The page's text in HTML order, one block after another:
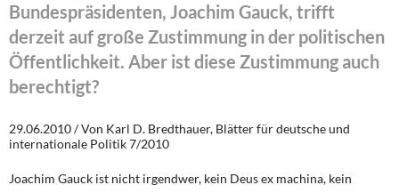
Themen
Leitlinien linker Wirtschafts- und Finanzpolitik
Wirtschaftspolitik
Steuer- und Finanzpolitik
Öffentliche Infrastruktur und Daseinsvorsorge
Bundespräsidenten, Joachim Gauck, trifft
derzeit auf große Zustimmung in der politischen
Öffentlichkeit. Aber ist diese Zustimmung auch
berechtigt?
29.06.2010 / Von Karl D. Bredthauer, Blätter für deutsche und
internationale Politik 7/2010
Joachim Gauck ist nicht irgendwer, kein Deus ex machina, kein